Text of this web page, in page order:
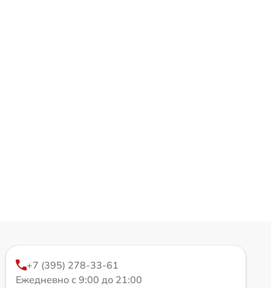
+7 (395) 278-33-61
Ежедневно с 9:00 до 21:00